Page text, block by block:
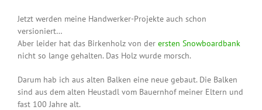
Jetzt werden meine Handwerker-Projekte auch schon
versioniert…
Aber leider hat das Birkenholz von der ersten Snowboardbank
nicht so lange gehalten. Das Holz wurde morsch.
Darum hab ich aus alten Balken eine neue gebaut. Die Balken
sind aus dem alten Heustadl vom Bauernhof meiner Eltern und
fast 100 Jahre alt.